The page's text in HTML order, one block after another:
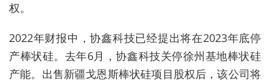
权。
2022年财报中，协鑫科技已经提出将在2023年底停
产棒状硅。去年6月，协鑫科技关停徐州基地棒状硅
产能。出售新疆戈恩斯棒状硅项目股权后，该公司将